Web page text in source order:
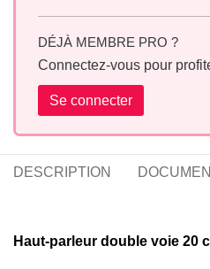
DÉJÀ MEMBRE PRO ?
Connectez-vous pour
Se connecter
DESCRIPTION
Haut-parleur double voie 20